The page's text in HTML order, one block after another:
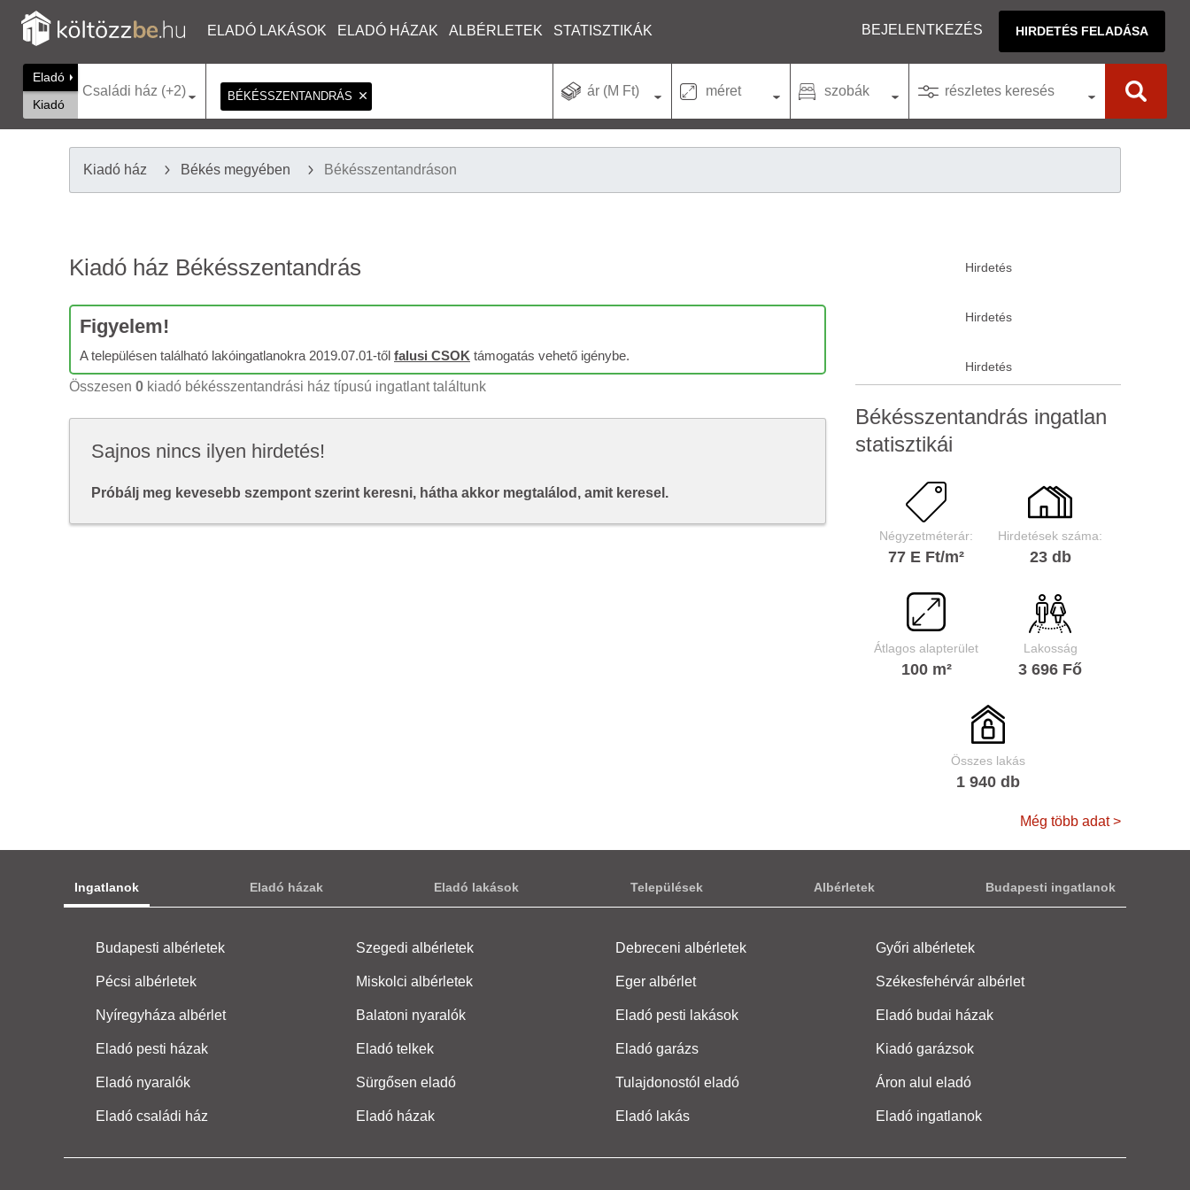
ELADÓ LAKÁSOK ELADÓ HÁZAK ALBÉRLETEK STATISZTIKÁK BEJELENTKEZÉS HIRDETÉS FELADÁSA
Eladó
Kiadó
Családi ház (+2) BÉKÉSSZENTANDRÁS ár (M Ft) méret szobák részletes keresés
Kiadó ház Békés megyében Békésszentandráson
Kiadó ház Békésszentandrás
Figyelem!
A településen található lakóingatlanokra 2019.07.01-től falusi CSOK támogatás vehető igénybe.
Összesen 0 kiadó békésszentandrási ház típusú ingatlant találtunk
Sajnos nincs ilyen hirdetés!
Próbálj meg kevesebb szempont szerint keresni, hátha akkor megtalálod, amit keresel.
Békésszentandrás ingatlan
statisztikái
Négyzetméterár:
77 E Ft/m²
Hirdetések száma:
23 db
Átlagos alapterület
100 m²
Lakosság
3 696 Fő
Összes lakás
1 940 db
Még több adat >
Ingatlanok Eladó házak Eladó lakások Települések Albérletek Budapesti ingatlanok
Budapesti albérletek Szegedi albérletek Debreceni albérletek Győri albérletek
Pécsi albérletek Miskolci albérletek Eger albérlet Székesfehérvár albérlet
Nyíregyháza albérlet Balatoni nyaralók Eladó pesti lakások Eladó budai házak
Eladó pesti házak Eladó telkek Eladó garázs Kiadó garázsok
Eladó nyaralók Sürgősen eladó Tulajdonostól eladó Áron alul eladó
Eladó családi ház Eladó házak Eladó lakás Eladó ingatlanok